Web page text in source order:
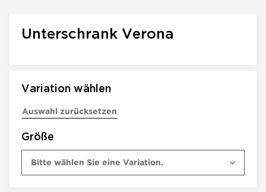
Unterschrank Verona
Variation wählen
Auswahl zurücksetzen
Größe
Bitte wählen Sie eine Variation.